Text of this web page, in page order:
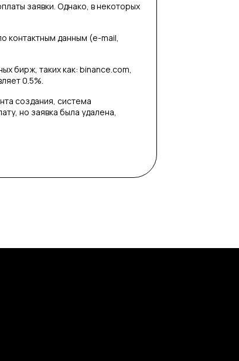
заявки. Однако, в некоторых
контактным данным (e-mail,
бирж, таких как: binance.com,
0.5%.
создания, система
но заявка была удалена,